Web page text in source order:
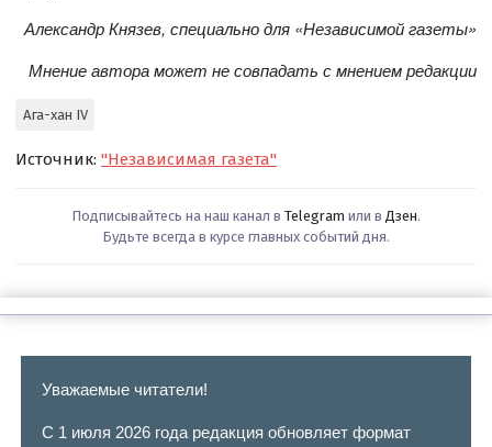
Александр Князев, специально для «Независимой газеты»
Мнение автора может не совпадать с мнением редакции
Ага-хан IV
Источник:"Независимая газета"
Подписывайтесь на наш канал в Telegram или в Дзен.
Будьте всегда в курсе главных событий дня.
Уважаемые читатели!
С 1 июля 2026 года редакция обновляет формат